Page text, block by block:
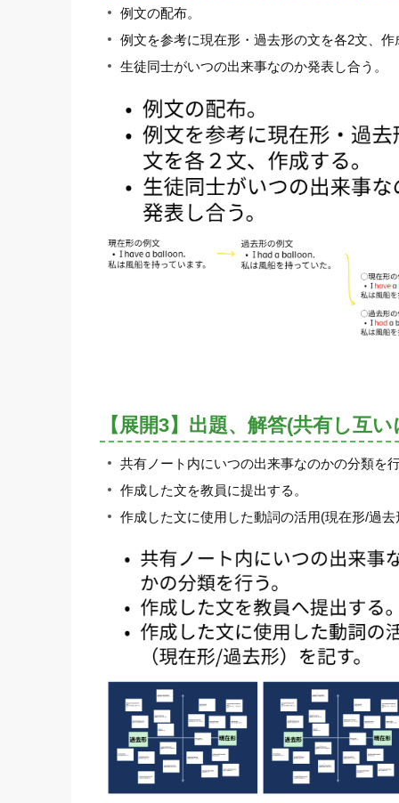
例文の配布。
例文を参考に現在形・過去形の文を各2文、作
生徒同士がいつの出来事なのか発表し合う。
【展開3】出題、解答(共有し互
共有ノート内にいつの出来事なのかの分類を
作成した文を教員に提出する。
作成した文に使用した動詞の活用(現在形/過